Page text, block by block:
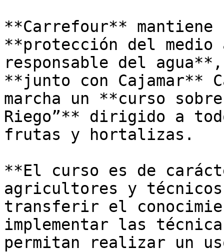
**Carrefour** mantiene
**protección del
responsable del
**junto con Cajamar**
marcha un **curso
Riego”** dirigido a
frutas y hortalizas.
**El curso es de
agricultores y
transferir el
implementar las
permitan realizar un